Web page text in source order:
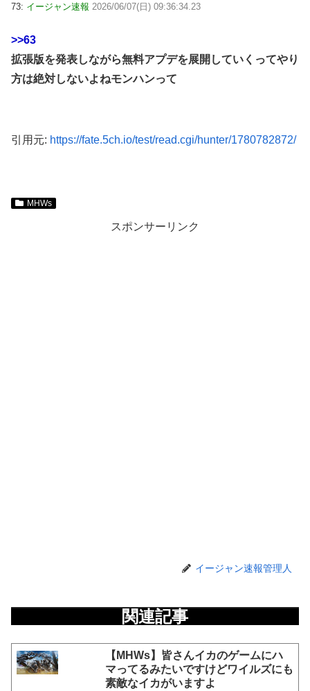
73: イージャン速報 2026/06/07(日) 09:36:34.23
>>63
拡張版を発表しながら無料アプデを展開していくってやり
方は絶対しないよねモンハンって
引用元: https://fate.5ch.io/test/read.cgi/hunter/1780782872/
MHWs
スポンサーリンク
イージャン速報管理人
関連記事
【MHWs】皆さんイカのゲームにハ
マってるみたいですけどワイルズにも
素敵なイカがいますよ